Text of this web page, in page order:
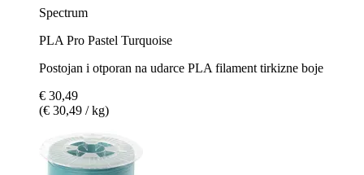
Spectrum
PLA Pro Pastel Turquoise
Postojan i otporan na udarce PLA filament tirkizne boje
€ 30,49
(€ 30,49 / kg)